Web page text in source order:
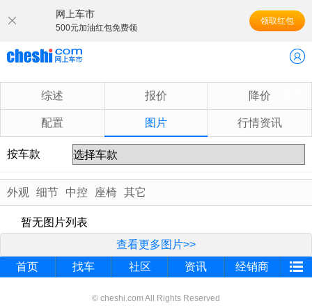
网上车市
500元加油红包免费领
领取红包
综述 报价 降价
配置 图片 行情资讯
按车款
外观 细节 中控 座椅 其它
暂无图片列表
查看更多图片>>
首页
找车 社区 资讯 经销商
© cheshi.com All Rights Reserved